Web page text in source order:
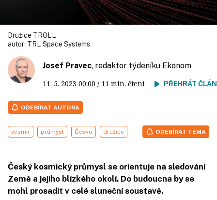
Družice TROLL
autor: TRL Space Systems
Josef Pravec, redaktor týdeníku Ekonom
11. 5. 2023 00:00 / 11 min. čtení PŘEHRÁT
ODEBÍRAT AUTORA
vesmír průmysl Česko družice ODEBÍRAT TÉMA
Český kosmický průmysl se orientuje na sledování
Země a jejího blízkého okolí. Do budoucna by se
mohl prosadit v celé sluneční soustavě.